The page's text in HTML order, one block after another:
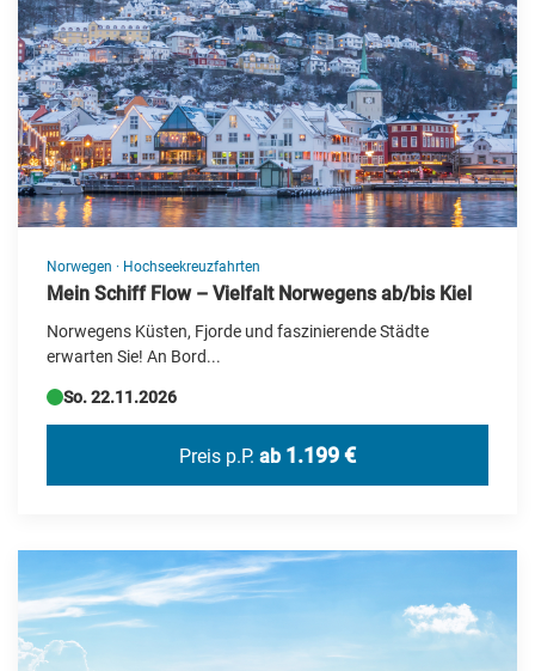
Reiseart
Adventsreisen
Bus-Rundreise
Deutschland Reisen
Erlebnis & Aufenthalt
Events
Flugreisen
Flusskreuzfahrt
Frühjahrs-Reisen
Geschenkideen
Kultur/UNESCO
Kurzreisen
Neue Reisen
Norwegen · Hochseekreuzfahrten
Mein Schiff Flow – Vielfalt Norwegens ab/bis Kiel
Norwegens Küsten, Fjorde und faszinierende Städte
erwarten Sie! An Bord...
So. 22.11.2026
Preis p.P. ab 1.199 €